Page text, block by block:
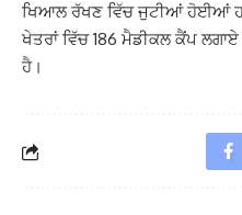
ਖਿਆਲ ਰੱਖਣ ਵਿੱਚ ਜੁਟੀਆਂ ਹੋਈਆਂ
ਖੇਤਰਾਂ ਵਿੱਚ 186 ਮੈਡੀਕਲ ਕੈਂਪ
ਹੈ।